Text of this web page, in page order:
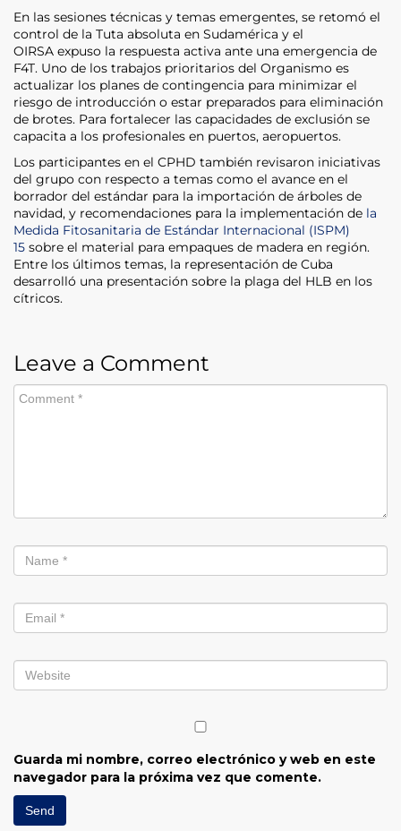
En las sesiones técnicas y temas emergentes, se retomó el
control de la Tuta absoluta en Sudamérica y el
OIRSA expuso la respuesta activa ante una emergencia de
F4T. Uno de los trabajos prioritarios del Organismo es
actualizar los planes de contingencia para minimizar el
riesgo de introducción o estar preparados para eliminación
de brotes. Para fortalecer las capacidades de exclusión se
capacita a los profesionales en puertos, aeropuertos.
Los participantes en el CPHD también revisaron iniciativas
del grupo con respecto a temas como el avance en el
borrador del estándar para la importación de árboles de
navidad, y recomendaciones para la implementación de la
Medida Fitosanitaria de Estándar Internacional (ISPM)
15 sobre el material para empaques de madera en región.
Entre los últimos temas, la representación de Cuba
desarrolló una presentación sobre la plaga del HLB en los
cítricos.
Leave a Comment
Guarda mi nombre, correo electrónico y web en este
navegador para la próxima vez que comente.